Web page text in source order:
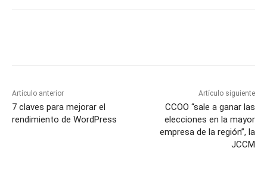
Artículo anterior
7 claves para mejorar el
rendimiento de WordPress
Artículo siguiente
CCOO “sale a ganar las
elecciones en la mayor
empresa de la región”, la
JCCM